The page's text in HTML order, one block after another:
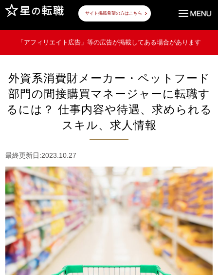
サイト掲載希望の方はこちら
「アフィリエイト広告」等の広告が掲載してある場合があります
外資系消費財メーカー・ペットフード
部門の間接購買マネージャーに転職す
るには？ 仕事内容や待遇、求められる
スキル、求人情報
最終更新日:2023.10.27